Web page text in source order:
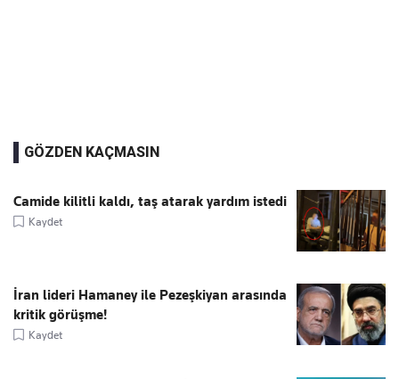
GÖZDEN KAÇMASIN
Camide kilitli kaldı, taş atarak yardım istedi
Kaydet
İran lideri Hamaney ile Pezeşkiyan arasında
kritik görüşme!
Kaydet